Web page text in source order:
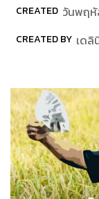
CREATED วันพฤหั
CREATED BY เดลิ